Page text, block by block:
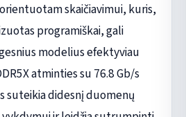
skaičiavimui, kuris,
programiškai, gali
modelius efektyviau
atminties su 76.8 Gb/s
suteikia didesnį duomenų